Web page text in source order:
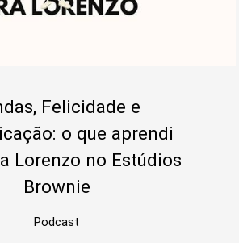
Felicidade e
o que aprendi
Lorenzo no Estúdios
Brownie
Podcast